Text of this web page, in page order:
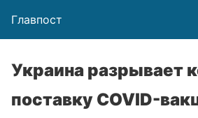
Главпост
Украина разрывает
поставку COVID-